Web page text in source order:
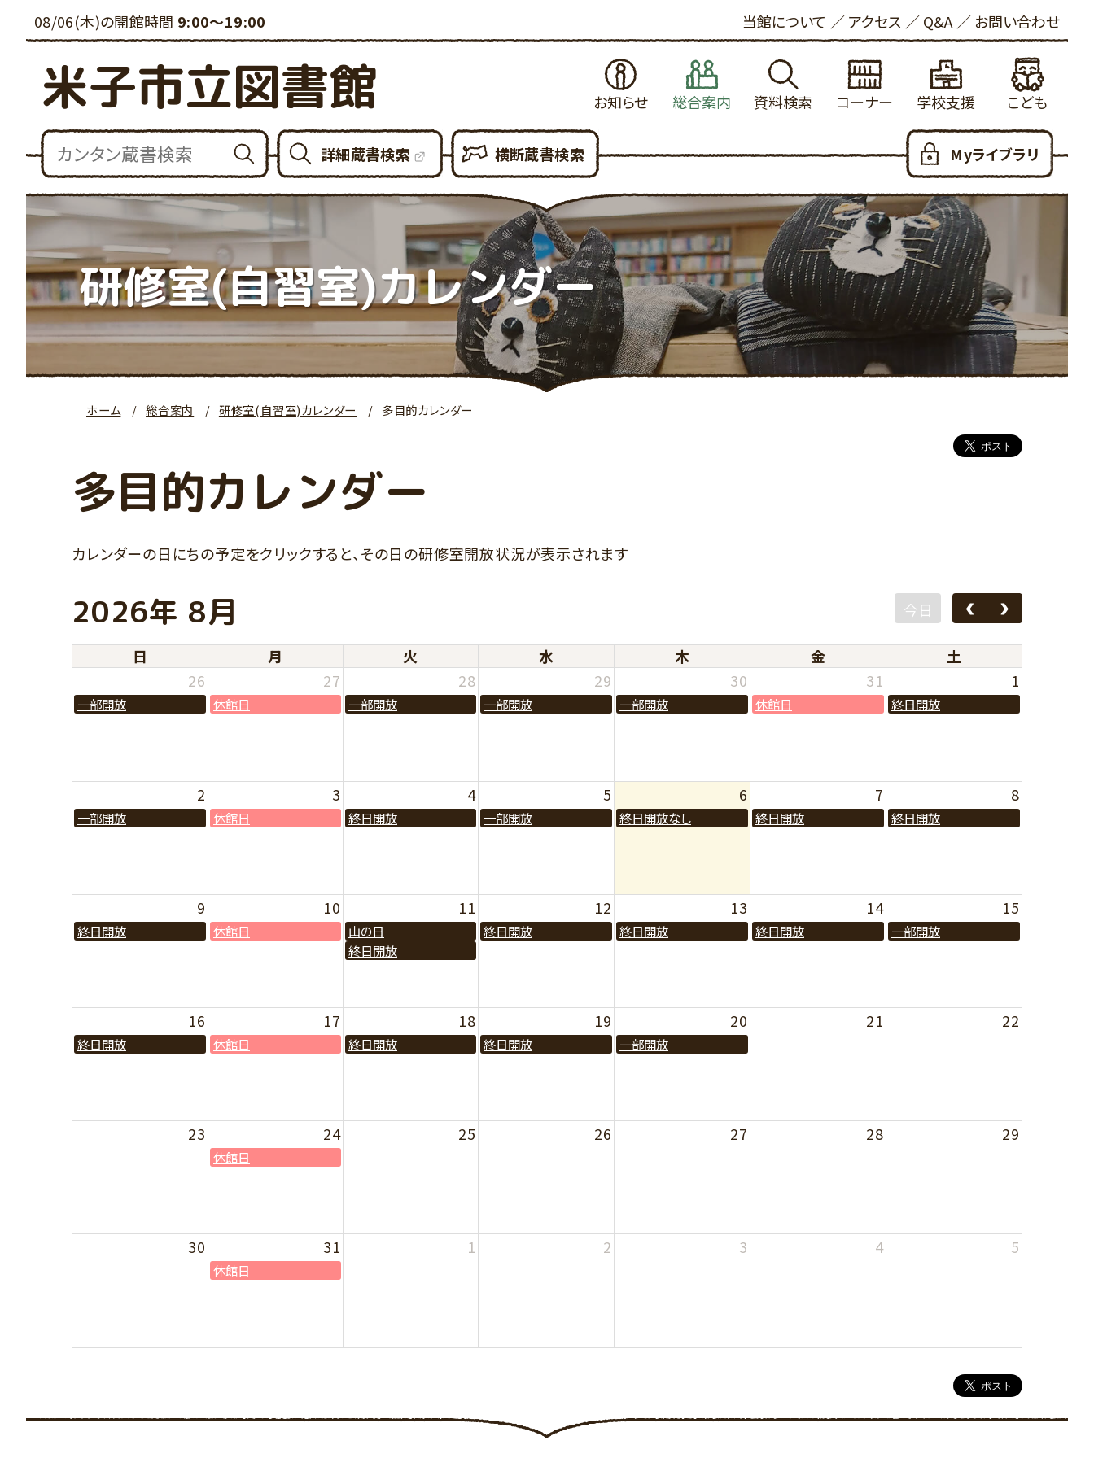
08/06(木)の開館時間 9:00～19:00 当館について アクセス Q&A お問い合わせ
米子市立図書館
お知らせ
お知らせ
イベント・例会
展示案内
図書館だより
総合案内
図書館設備について
図書館利用でのお願い
図書館資料の複写について
各種申請書ダウンロード
資料検索
新着資料
貸出ランキング
予約ランキング
所蔵新聞・雑誌
大人のための100選
利用可能なデータベース
コーナー
ビジネス支援
法律情報
新聞・雑誌
郷土・参考資料
YAコーナー
子育て支援
その他
学校支援
学校図書館支援について
冒険の書
大山の参考資料リスト
学校利用統計
ふるさと米子探検隊
こども
こどもおしらせ
本をさがす
としょかんのつかいかた
あたらしくはいった本
おはなし会
児童100選
だっこでえほん
こどもリンク集
こども図書館だより
りんごの棚
詳細蔵書検索 横断蔵書検索 Myライブラリ
研修室(自習室)カレンダー
ホーム 総合案内 研修室(自習室)カレンダー 多目的カレンダー
多目的カレンダー
カレンダーの日にちの予定をクリックすると、その日の研修室開放状況が表示されます
2026年 8月 今日
日 月 火 水 木 金
土
26
27 28 29 30 31 1
一部開放 休館日 一部開放 一部開放 一部開放 休館日 終日開放
2 3 4 5 6 7 8
一部開放 休館日 終日開放 一部開放 終日開放なし 終日開放 終日開放
9 10 11 12 13 14 15
終日開放 休館日 山の日 終日開放 終日開放 終日開放
一部開放
終日開放
16 17 18 19 20 21 22
終日開放 休館日 終日開放 終日開放 一部開放
23 24 25 26 27 28 29
休館日
30 31 1 2 3 4 5
休館日